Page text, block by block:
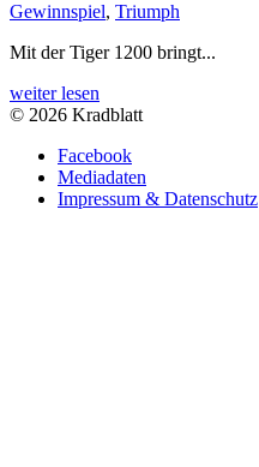
Gewinnspiel, Triumph
Mit der Tiger 1200 bringt...
weiter lesen
© 2026 Kradblatt
Facebook
Mediadaten
Impressum & Datenschutz